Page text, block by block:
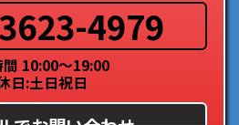
4979
10:00～19:00
日:土日祝日